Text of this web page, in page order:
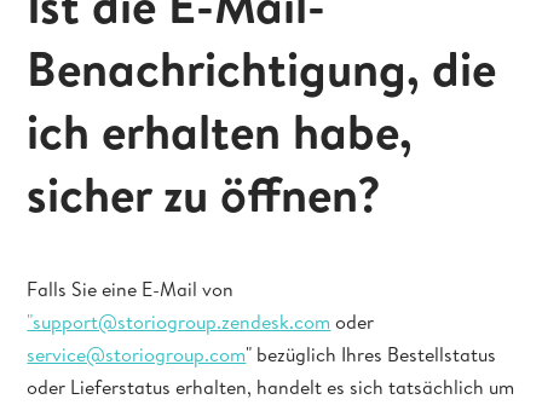
Benachrichtigung, die
ich erhalten habe,
sicher zu öffnen?
Falls Sie eine E-Mail von
"support@storiogroup.zendesk.com oder
service@storiogroup.com" bezüglich Ihres Bestellstatus
oder Lieferstatus erhalten, handelt es sich tatsächlich um